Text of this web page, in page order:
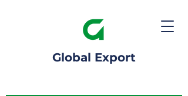
Global Export